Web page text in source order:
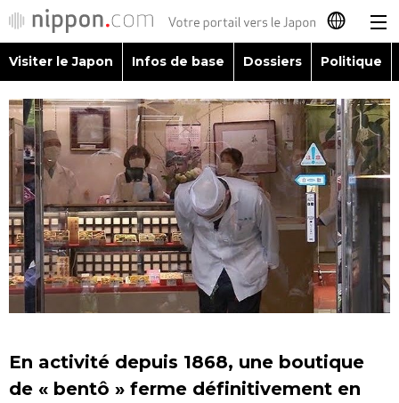
日本語
English
简体字
繁體字
Español
العربية
Visiter le Japon
Infos de base
Dossiers
Économie
Visiter le Japon Infos de base Dossiers Politique
En activité depuis 1868, une boutique
de « bentô » ferme définitivement en